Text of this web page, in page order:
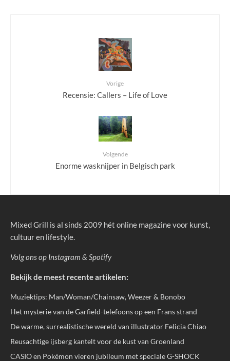
Vorige
Recensie: Callers – Life of Love
Volgende
Enorme wasknijper in Belgisch park
Mixed Grill is al sinds 2009 hét online magazine voor kunst,
cultuur en lifestyle.
Volg ons op Instagram & Spotify
Bekijk de meest recente artikelen:
Muziektips: Man/Woman/Chainsaw, Weezer & Bonobo
Het mysterie van de Garfield-telefoons op een Frans strand
De warme, surrealistische wereld van illustrator Felicia Chiao
Reusachtige ijsberg kantelt voor de kust van Groenland
CASIO en Pokémon vieren jubileum met speciale G-SHOCK